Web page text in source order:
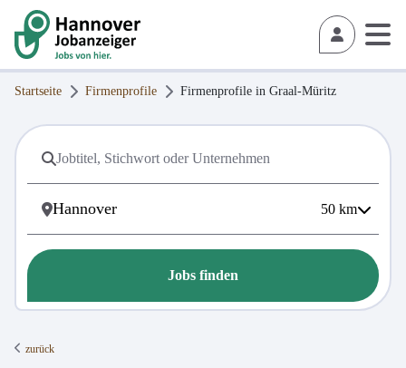
Startseite Firmenprofile Firmenprofile in Graal-Müritz
50 km
Jobs finden
zurück